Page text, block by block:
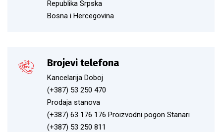
Republika Srpska
Bosna i Hercegovina
Brojevi telefona
Kancelarija Doboj
(+387) 53 250 470
Prodaja stanova
(+387) 63 176 176 Proizvodni pogon Stanari
(+387) 53 250 811